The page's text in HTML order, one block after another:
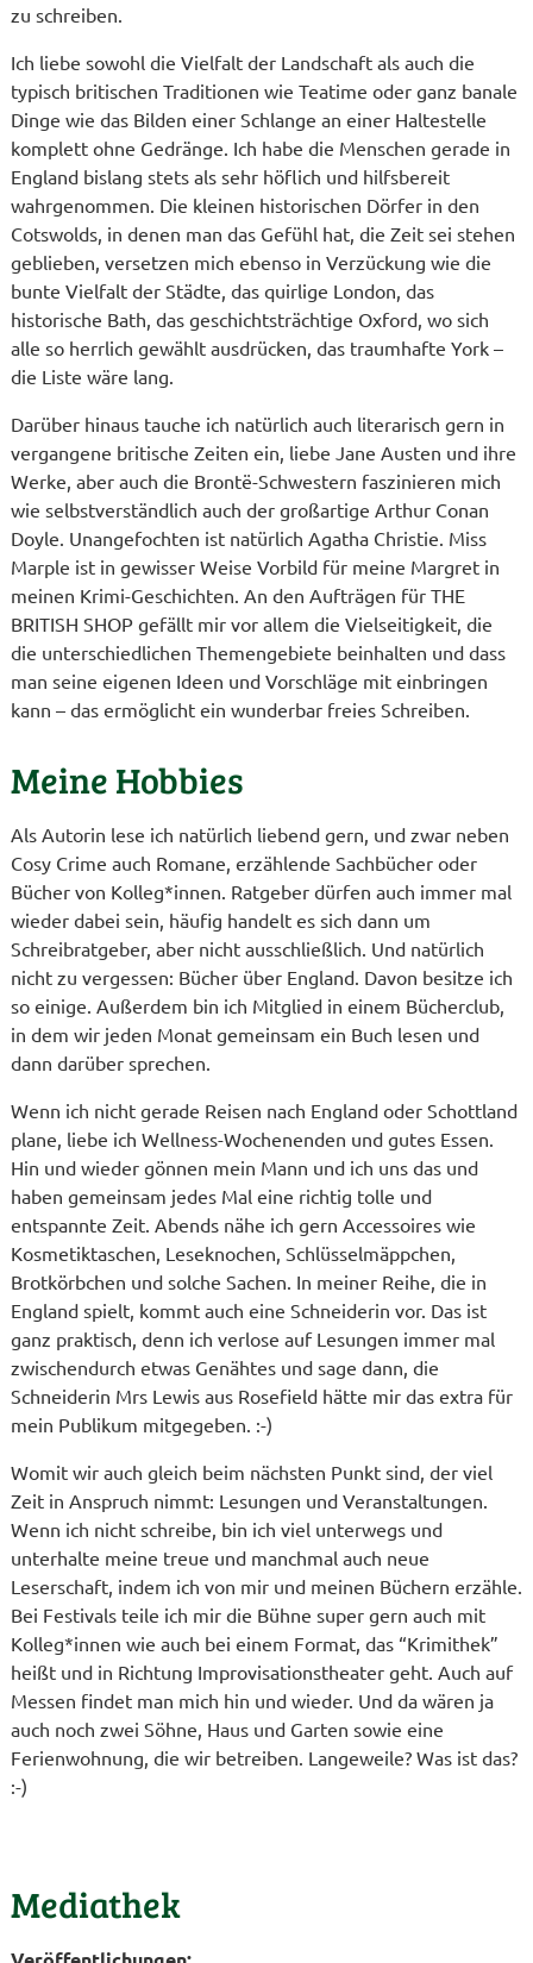
zu schreiben.
Ich liebe sowohl die Vielfalt der Landschaft als auch die
typisch britischen Traditionen wie Teatime oder ganz banale
Dinge wie das Bilden einer Schlange an einer Haltestelle
komplett ohne Gedränge. Ich habe die Menschen gerade in
England bislang stets als sehr höflich und hilfsbereit
wahrgenommen. Die kleinen historischen Dörfer in den
Cotswolds, in denen man das Gefühl hat, die Zeit sei stehen
geblieben, versetzen mich ebenso in Verzückung wie die
bunte Vielfalt der Städte, das quirlige London, das
historische Bath, das geschichtsträchtige Oxford, wo sich
alle so herrlich gewählt ausdrücken, das traumhafte York –
die Liste wäre lang.
Darüber hinaus tauche ich natürlich auch literarisch gern in
vergangene britische Zeiten ein, liebe Jane Austen und ihre
Werke, aber auch die Brontë-Schwestern faszinieren mich
wie selbstverständlich auch der großartige Arthur Conan
Doyle. Unangefochten ist natürlich Agatha Christie. Miss
Marple ist in gewisser Weise Vorbild für meine Margret in
meinen Krimi-Geschichten. An den Aufträgen für THE
BRITISH SHOP gefällt mir vor allem die Vielseitigkeit, die
die unterschiedlichen Themengebiete beinhalten und dass
man seine eigenen Ideen und Vorschläge mit einbringen
kann – das ermöglicht ein wunderbar freies Schreiben.
Meine Hobbies
Als Autorin lese ich natürlich liebend gern, und zwar neben
Cosy Crime auch Romane, erzählende Sachbücher oder
Bücher von Kolleg*innen. Ratgeber dürfen auch immer mal
wieder dabei sein, häufig handelt es sich dann um
Schreibratgeber, aber nicht ausschließlich. Und natürlich
nicht zu vergessen: Bücher über England. Davon besitze ich
so einige. Außerdem bin ich Mitglied in einem Bücherclub,
in dem wir jeden Monat gemeinsam ein Buch lesen und
dann darüber sprechen.
Wenn ich nicht gerade Reisen nach England oder Schottland
plane, liebe ich Wellness-Wochenenden und gutes Essen.
Hin und wieder gönnen mein Mann und ich uns das und
haben gemeinsam jedes Mal eine richtig tolle und
entspannte Zeit. Abends nähe ich gern Accessoires wie
Kosmetiktaschen, Leseknochen, Schlüsselmäppchen,
Brotkörbchen und solche Sachen. In meiner Reihe, die in
England spielt, kommt auch eine Schneiderin vor. Das ist
ganz praktisch, denn ich verlose auf Lesungen immer mal
zwischendurch etwas Genähtes und sage dann, die
Schneiderin Mrs Lewis aus Rosefield hätte mir das extra für
mein Publikum mitgegeben. :-)
Womit wir auch gleich beim nächsten Punkt sind, der viel
Zeit in Anspruch nimmt: Lesungen und Veranstaltungen.
Wenn ich nicht schreibe, bin ich viel unterwegs und
unterhalte meine treue und manchmal auch neue
Leserschaft, indem ich von mir und meinen Büchern erzähle.
Bei Festivals teile ich mir die Bühne super gern auch mit
Kolleg*innen wie auch bei einem Format, das “Krimithek”
heißt und in Richtung Improvisationstheater geht. Auch auf
Messen findet man mich hin und wieder. Und da wären ja
auch noch zwei Söhne, Haus und Garten sowie eine
Ferienwohnung, die wir betreiben. Langeweile? Was ist das?
:-)
Mediathek